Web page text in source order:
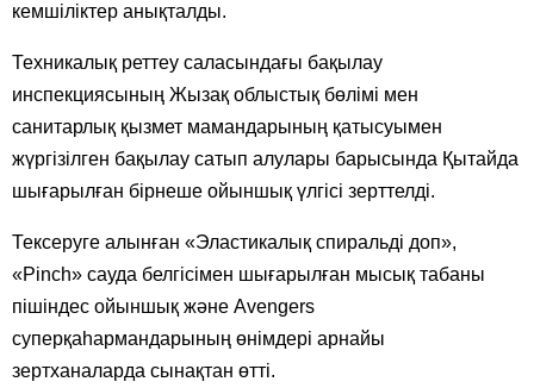
кемшіліктер анықталды.
Техникалық реттеу саласындағы бақылау
инспекциясының Жызақ облыстық бөлімі мен
санитарлық қызмет мамандарының қатысуымен
жүргізілген бақылау сатып алулары барысында Қытайда
шығарылған бірнеше ойыншық үлгісі зерттелді.
Тексеруге алынған «Эластикалық спиральді доп»,
«Pinch» сауда белгісімен шығарылған мысық табаны
пішіндес ойыншық және Avengers
суперқаһармандарының өнімдері арнайы
зертханаларда сынақтан өтті.